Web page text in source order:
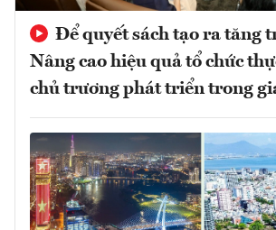
Để quyết sách tạo ra tăng
Nâng cao hiệu quả tổ chức
chủ trương phát triển trong